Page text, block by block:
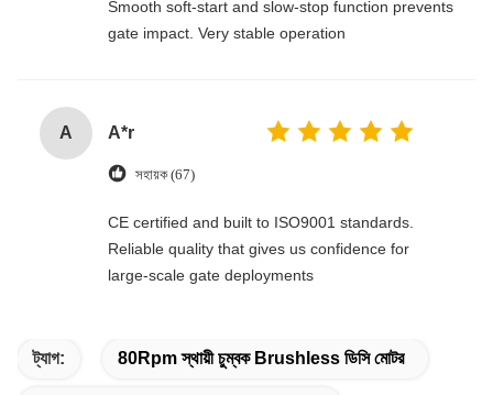
Smooth soft-start and slow-stop function prevents
gate impact. Very stable operation
A A*r
সহায়ক (67)
CE certified and built to ISO9001 standards.
Reliable quality that gives us confidence for
large-scale gate deployments
ট্যাগ: 80Rpm স্থায়ী চুম্বক Brushless ডিসি মোটর